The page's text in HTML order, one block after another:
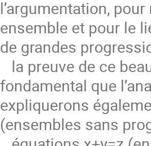
l’argumentation,
ensemble et pour le
de grandes
la preuve de ce
fondamental que
expliquerons
(ensembles sans